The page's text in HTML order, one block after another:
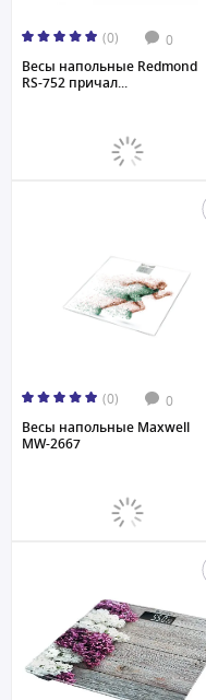
(0) 0
Весы напольные Redmond
RS-752 причал...
(0) 0
Весы напольные Maxwell
MW-2667